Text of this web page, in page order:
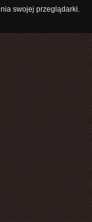
swojej przeglądarki.